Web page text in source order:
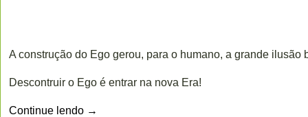
A construção do Ego gerou, para o humano, a grande ilusão
Descontruir o Ego é entrar na nova Era!
Continue lendo →